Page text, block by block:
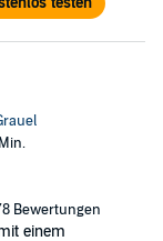
Bewertungen
einem